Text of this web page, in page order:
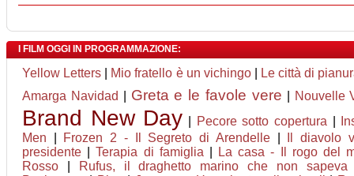
I FILM OGGI IN PROGRAMMAZIONE:
Yellow Letters Mio fratello è un vichingo|
Le città di
Amarga Navidad
Greta e le favole vere Nouvelle
Brand New Day Pecore sotto copertura
Men
Frozen 2 - Il Segreto di Arendelle|
Il diavolo
presidente |Terapia di famiglia
La casa - Il rogo del
Rosso
Rufus, il draghetto marino che non sapeva